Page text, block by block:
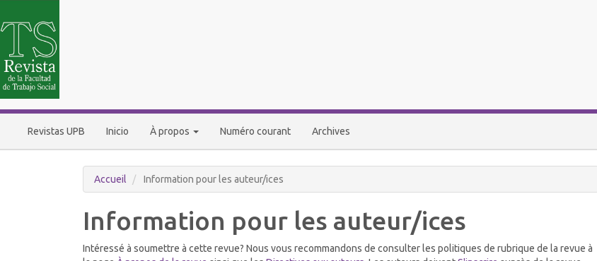
principale
Contenu
principal
Barre
latérale
Revistas UPB Inicio À propos Numéro courant Archives
Accueil Information pour les auteur/ices
Information pour les auteur/ices
Intéressé à soumettre à cette revue? Nous vous recommandons de consulter les politiques de rubrique de la revue à